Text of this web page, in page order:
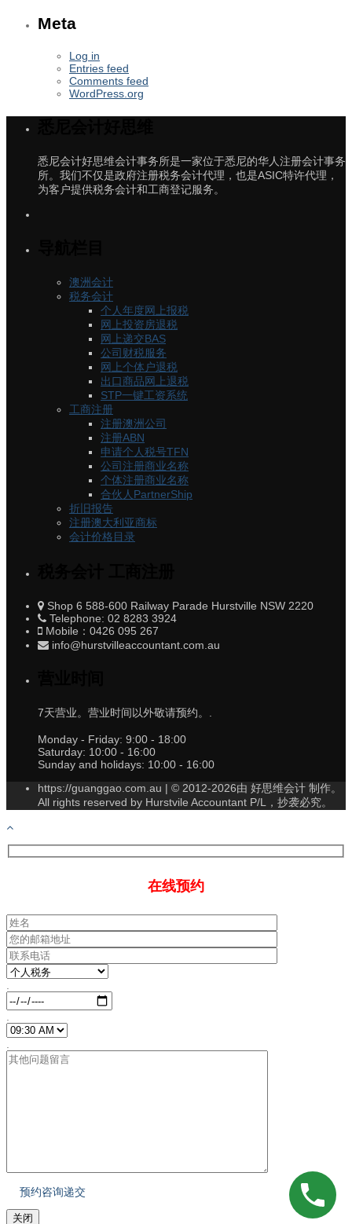
Meta
Log in
Entries feed
Comments feed
WordPress.org
悉尼会计好思维会计事务所是一家位于悉尼的华人注册会计事务
所。我们不仅是政府注册税务会计代理，也是ASIC特许代理，
为客户提供税务会计和工商登记服务。
澳洲会计
税务会计
个人年度网上报税
网上投资房退税
网上递交BAS
公司财税服务
网上个体户退税
出口商品网上退税
STP一键工资系统
工商注册
注册澳洲公司
注册ABN
申请个人税号TFN
公司注册商业名称
个体注册商业名称
合伙人PartnerShip
折旧报告
注册澳大利亚商标
会计价格目录
Shop 6 588-600 Railway Parade Hurstville NSW 2220
Telephone: 02 8283 3924
Mobile：0426 095 267
info@hurstvilleaccountant.com.au
7天营业。营业时间以外敬请预约。.
Monday - Friday: 9:00 - 18:00
Saturday: 10:00 - 16:00
Sunday and holidays: 10:00 - 16:00
https://guanggao.com.au | © 2012-2026由 好思维会计 制作。
All rights reserved by Hurstvile Accountant P/L，抄袭必究。
在线预约
.
.
.
关闭